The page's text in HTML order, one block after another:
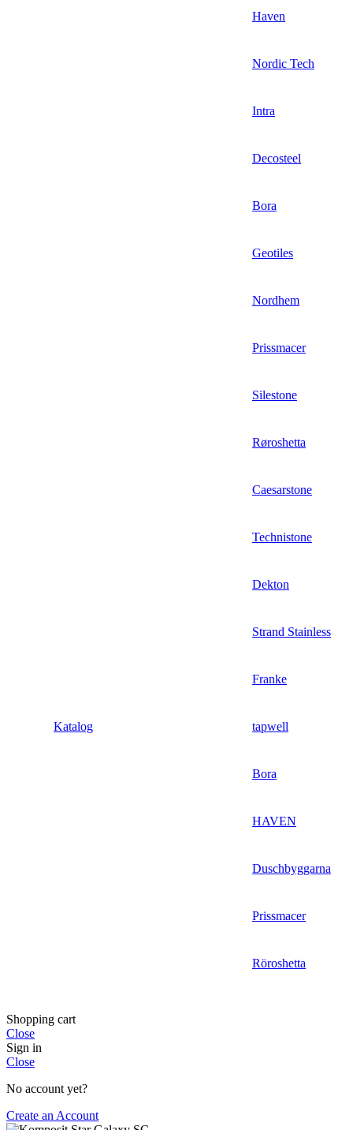
Haven
Nordic Tech
Intra
Decosteel
Bora
Geotiles
Nordhem
Prissmacer
Silestone
Røroshetta
Caesarstone
Technistone
Dekton
Strand Stainless
Franke
Katalog tapwell
Bora
HAVEN
Duschbyggarna
Prissmacer
Röroshetta
Shopping cart
Close
Sign in
Close
No account yet?
Create an Account